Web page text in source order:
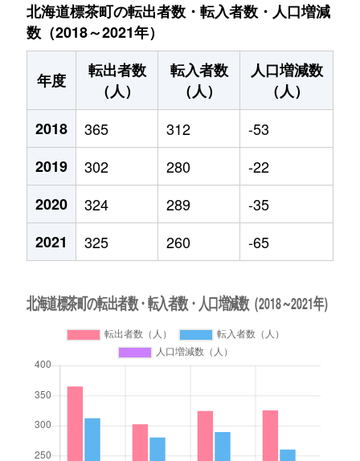
北海道標茶町の転出者数・転入者数・人口増減
数（2018～2021年）
年度
転出者数
（人）
転入者数
（人）
人口増減数
（人）
2018
365 312
-53
2019
302 280
-22
2020
324 289
-35
2021
325 260 -65